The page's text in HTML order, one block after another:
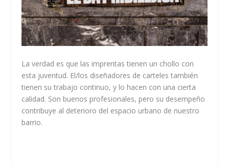
La verdad es que las imprentas tienen un chollo con
esta juventud. El/los diseñadores de carteles también
tienen su trabajo continuo, y lo hacen con una cierta
calidad. Son buenos profesionales, pero su desempeño
contribuye al deterioro del espacio urbano de nuestro
barrio.